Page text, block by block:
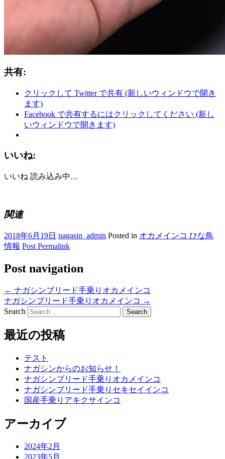
共有:
クリックして Twitter で共有 (新しいウィンドウで開き
ます)
Facebook で共有するにはクリックしてください (新し
いウィンドウで開きます)
いいね:
いいね 読み込み中…
関連
2018年6月19日 nagasin_admin Posted in オカメインコ ひな鳥
情報 Post Permalink
Post navigation
← ナガシンブリード手乗りオカメインコ
ナガシンブリード手乗りオカメインコ →
Search
最近の投稿
テスト
ナガシンからのお知らせ！
ナガシンブリード手乗りオカメインコ
ナガシンブリード手乗りセキセイインコ
国産手乗りアキクサインコ
アーカイブ
2024年2月
2023年5月